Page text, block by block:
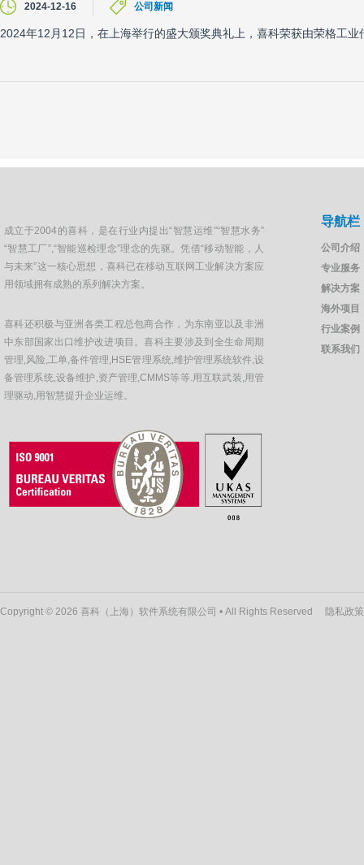
2024-12-16 公司新闻
2024年12月12日，在上海举行的盛大颁奖典礼上，喜科荣获由荣格工
成立于2004的喜科，是在行业内提出“智慧运维”“智慧水务”
“智慧工厂”,“智能巡检理念”理念的先驱。凭借“移动智能，人
与未来”这一核心思想，喜科已在移动互联网工业解决方案应
用领域拥有成熟的系列解决方案。
喜科还积极与亚洲各类工程总包商合作，为东南亚以及非洲
中东部国家出口维护改进项目。喜科主要涉及到全生命周期
管理,风险,工单,备件管理,HSE管理系统,维护管理系统软件,设
备管理系统,设备维护,资产管理,CMMS等等.用互联武装,用管
理驱动,用智慧提升企业运维。
导航栏
公司介绍
专业服务
解决方案
海外项目
行业案例
联系我们
Copyright © 2026 喜科（上海）软件系统有限公司 • All Rights Reserved 隐私政策